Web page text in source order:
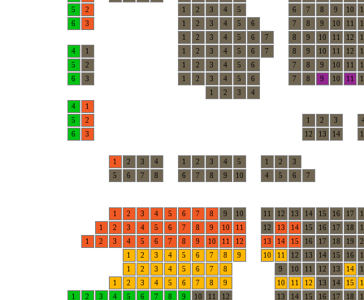
5
2 1 2 3 4 5 6 7 8 9 10
6
3 1 2 3 4 5 6 7 8 9 10 11
1
2 3 4 5 6 7 8 9 10 11 12
4
1 1 2 3 4 5 6 7 8 9 10 11 12
5
2 1 2 3 4 5 6 7 8 9 10 11
6
3 1 2 3 4 5 6 7 8 9 10 11
1
2 3
4
4
1
5
2 1 2 3
6
3 12 13 14
1 2 3 4 1 2 3 4 5 1 2
3
5
6 7 8 6 7 8 9 10 4 5 6 7
1 2 3 4 5 6 7 8 9 10 11 12 13 14 15 16 17
1
2 3 4 5 6 7 8 9 10 11 12 13 14 15 16 17 18
1
2 3 4 5 6 7 8 9 10 11 12 13 14 15 16 17 18 19
1
2 3 4 5 6 7 8 9 10 11 12 13 14 15 16
1
2 3 4 5 6 7 8 9 10 11 12 13 14
1
2 3 4 5 6 7 8 9 10 11 12 13 14 15
1
2 3 4 5 6 7 8 9 10 11 12 13 14 15 16 17 18